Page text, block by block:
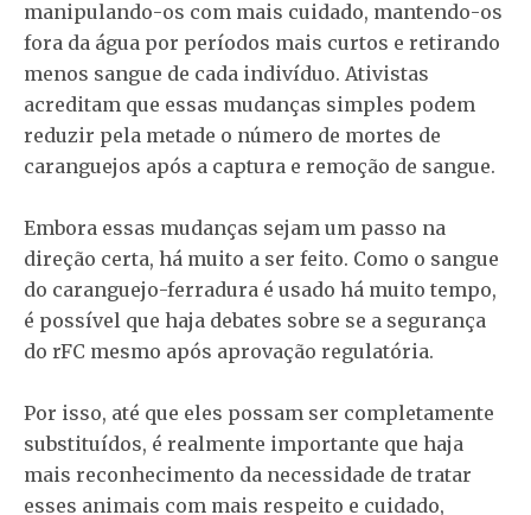
manipulando-os com mais cuidado, mantendo-os
fora da água por períodos mais curtos e retirando
menos sangue de cada indivíduo. Ativistas
acreditam que essas mudanças simples podem
reduzir pela metade o número de mortes de
caranguejos após a captura e remoção de sangue.
Embora essas mudanças sejam um passo na
direção certa, há muito a ser feito. Como o sangue
do caranguejo-ferradura é usado há muito tempo,
é possível que haja debates sobre se a segurança
do rFC mesmo após aprovação regulatória.
Por isso, até que eles possam ser completamente
substituídos, é realmente importante que haja
mais reconhecimento da necessidade de tratar
esses animais ​​com mais respeito e cuidado,